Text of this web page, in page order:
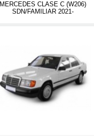
MERCEDES CLASE C (W206)
SDN/FAMILIAR 2021-